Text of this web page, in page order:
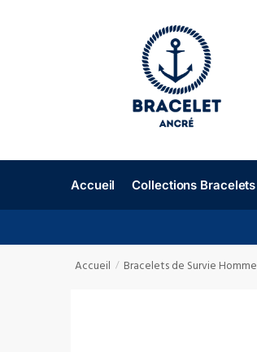
Accueil Collections Bracelets
Accueil / Bracelets de Survie Homme